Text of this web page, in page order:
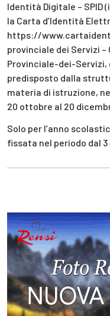
Identità Digitale –
la Carta d’Identità
https://
provinciale dei Servizi
Provinciale-dei-Servizi,
predisposto dalla
materia di istruzione,
20 ottobre al 20
Solo per l’anno
fissata nel periodo dal